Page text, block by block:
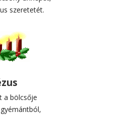
szeretetét.
a bölcsője